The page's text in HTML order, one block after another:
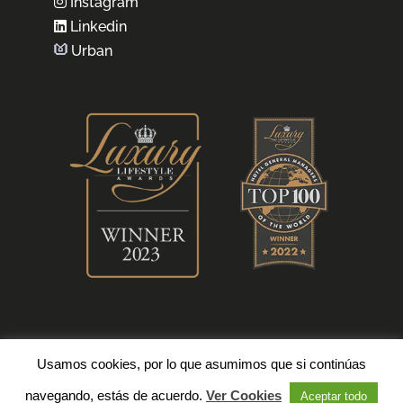
Linkedin
Urban
©2022 Immo Altea. Todos los derechos reservados.
Usamos cookies, por lo que asumimos que si continúas
navegando, estás de acuerdo. Ver Cookies Aceptar todo